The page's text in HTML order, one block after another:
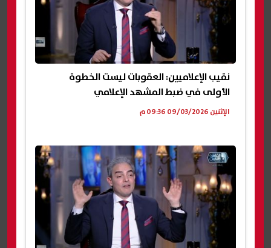
نقيب الإعلاميين: العقوبات ليست الخطوة
الأولى في ضبط المشهد الإعلامي
الإثنين 09/03/2026 09:36 م